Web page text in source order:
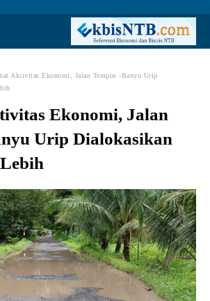
Aktivitas Ekonomi, Jalan Tempos -Banyu Urip
Ekonomi, Jalan
Urip Dialokasikan